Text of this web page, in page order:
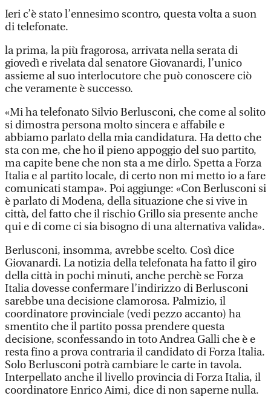
Ieri c’è stato l’ennesimo scontro, questa volta a suon
di telefonate.
la prima, la più fragorosa, arrivata nella serata di
giovedì e rivelata dal senatore Giovanardi, l’unico
assieme al suo interlocutore che può conoscere ciò
che veramente è successo.
«Mi ha telefonato Silvio Berlusconi, che come al solito
si dimostra persona molto sincera e affabile e
abbiamo parlato della mia candidatura. Ha detto che
sta con me, che ho il pieno appoggio del suo partito,
ma capite bene che non sta a me dirlo. Spetta a Forza
Italia e al partito locale, di certo non mi metto io a fare
comunicati stampa». Poi aggiunge: «Con Berlusconi si
è parlato di Modena, della situazione che si vive in
città, del fatto che il rischio Grillo sia presente anche
qui e di come ci sia bisogno di una alternativa valida».
Berlusconi, insomma, avrebbe scelto. Così dice
Giovanardi. La notizia della telefonata ha fatto il giro
della città in pochi minuti, anche perchè se Forza
Italia dovesse confermare l’indirizzo di Berlusconi
sarebbe una decisione clamorosa. Palmizio, il
coordinatore provinciale (vedi pezzo accanto) ha
smentito che il partito possa prendere questa
decisione, sconfessando in toto Andrea Galli che è e
resta fino a prova contraria il candidato di Forza Italia.
Solo Berlusconi potrà cambiare le carte in tavola.
Interpellato anche il livello provincia di Forza Italia, il
coordinatore Enrico Aimi, dice di non saperne nulla.